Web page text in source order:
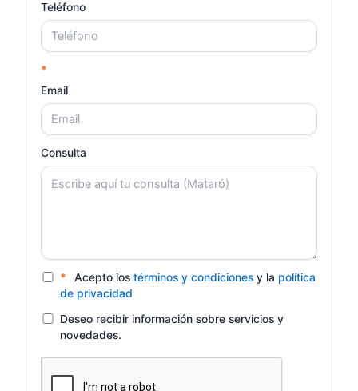
Teléfono
*
Email
Consulta
* Acepto los términos y condiciones y la política
de privacidad
Deseo recibir información sobre servicios y
novedades.